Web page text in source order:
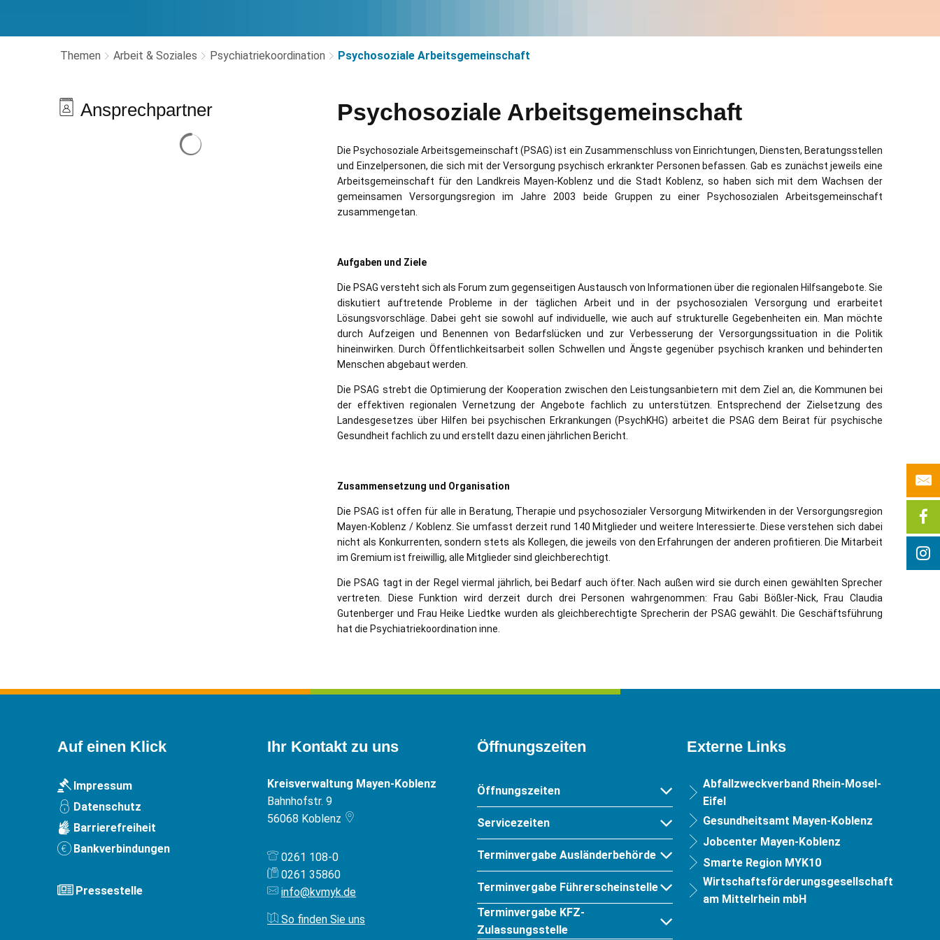
Themen Arbeit & Soziales Psychiatriekoordination Psychosoziale Arbeitsgemeinschaft
Psychosoziale
Arbeitsgemeinschaft
Psychosoziale Arbeitsgemeinschaft
Die Psychosoziale Arbeitsgemeinschaft (PSAG) ist ein Zusammenschluss von Einrichtungen, Diensten, Beratungsstellen
und Einzelpersonen, die sich mit der Versorgung psychisch erkrankter Personen befassen. Gab es zunächst jeweils eine
Arbeitsgemeinschaft für den Landkreis Mayen-Koblenz und die Stadt Koblenz, so haben sich mit dem Wachsen der
gemeinsamen Versorgungsregion im Jahre 2003 beide Gruppen zu einer Psychosozialen Arbeitsgemeinschaft
zusammengetan.
Aufgaben und Ziele
Die PSAG versteht sich als Forum zum gegenseitigen Austausch von Informationen über die regionalen Hilfsangebote. Sie
diskutiert auftretende Probleme in der täglichen Arbeit und in der psychosozialen Versorgung und erarbeitet
Lösungsvorschläge. Dabei geht sie sowohl auf individuelle, wie auch auf strukturelle Gegebenheiten ein. Man möchte
durch Aufzeigen und Benennen von Bedarfslücken und zur Verbesserung der Versorgungssituation in die Politik
hineinwirken. Durch Öffentlichkeitsarbeit sollen Schwellen und Ängste gegenüber psychisch kranken und behinderten
Menschen abgebaut werden.
Die PSAG strebt die Optimierung der Kooperation zwischen den Leistungsanbietern mit dem Ziel an, die Kommunen bei
der effektiven regionalen Vernetzung der Angebote fachlich zu unterstützen. Entsprechend der Zielsetzung des
Landesgesetzes über Hilfen bei psychischen Erkrankungen (PsychKHG) arbeitet die PSAG dem Beirat für psychische
Gesundheit fachlich zu und erstellt dazu einen jährlichen Bericht.
Zusammensetzung und Organisation
Die PSAG ist offen für alle in Beratung, Therapie und psychosozialer Versorgung Mitwirkenden in der Versorgungsregion
Mayen-Koblenz / Koblenz. Sie umfasst derzeit rund 140 Mitglieder und weitere Interessierte. Diese verstehen sich dabei
nicht als Konkurrenten, sondern stets als Kollegen, die jeweils von den Erfahrungen der anderen profitieren. Die Mitarbeit
im Gremium ist freiwillig, alle Mitglieder sind gleichberechtigt.
Die PSAG tagt in der Regel viermal jährlich, bei Bedarf auch öfter. Nach außen wird sie durch einen gewählten Sprecher
vertreten. Diese Funktion wird derzeit durch drei Personen wahrgenommen: Frau Gabi Bößler-Nick, Frau Claudia
Gutenberger und Frau Heike Liedtke wurden als gleichberechtigte Sprecherin der PSAG gewählt. Die Geschäftsführung
hat die Psychiatriekoordination inne.
Ansprechpartner
Auf einen Klick
Impressum
Datenschutz
Barrierefreiheit
Bankverbindungen
Pressestelle
Ihr Kontakt zu uns
Kreisverwaltung Mayen-Koblenz
Bahnhofstr. 9
56068 Koblenz
0261 108-0
0261 35860
info@kvmyk.de
So finden Sie uns
Öffnungszeiten
Öffnungszeiten
Servicezeiten
Terminvergabe Ausländerbehörde
Terminvergabe Führerscheinstelle
Terminvergabe KFZ-
Zulassungsstelle
Externe Links
Abfallzweckverband Rhein-Mosel-
Eifel
Gesundheitsamt Mayen-Koblenz
Jobcenter Mayen-Koblenz
Smarte Region MYK10
Wirtschaftsförderungsgesellschaft
am Mittelrhein mbH